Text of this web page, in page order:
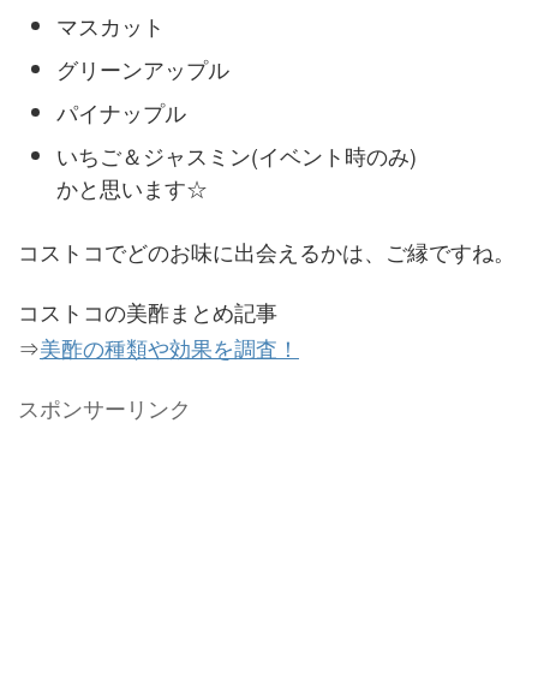
マスカット
グリーンアップル
パイナップル
いちご＆ジャスミン(イベント時のみ)
かと思います☆
コストコでどのお味に出会えるかは、ご縁ですね。
コストコの美酢まとめ記事
⇒美酢の種類や効果を調査！
スポンサーリンク